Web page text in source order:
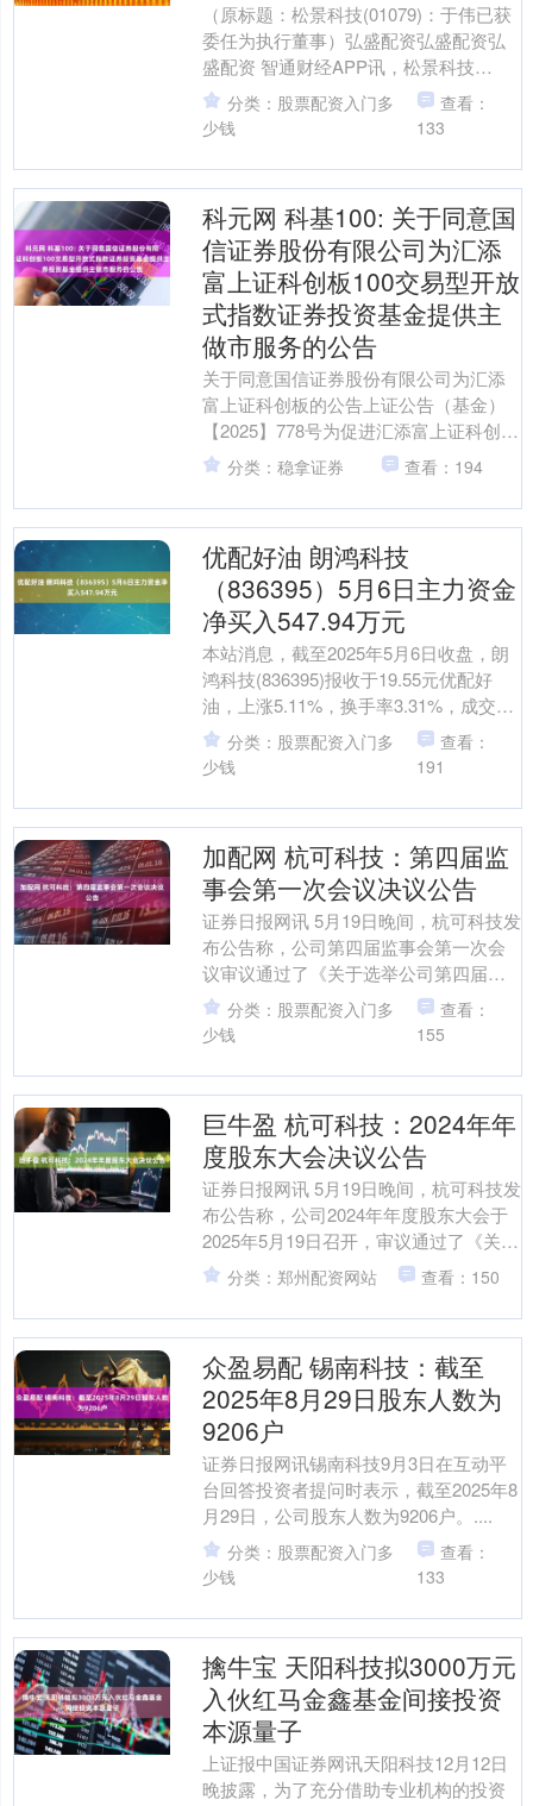
（原标题：松景科技(01079)：于伟已获
委任为执行董事）弘盛配资弘盛配资弘
盛配资 智通财经APP讯，松景科技
(01079)发布公告，张三货因需要投放更
多时间处....
分类：股票配资入门多
少钱
查看：
133
科元网 科基100: 关于同意国
信证券股份有限公司为汇添
富上证科创板100交易型开放
式指数证券投资基金提供主
做市服务的公告
关于同意国信证券股份有限公司为汇添
富上证科创板的公告上证公告（基金）
【2025】778号为促进汇添富上证科创板
100交易型开放式指数证券投资基金（以
下简称科基1....
分类：稳拿证券 查看：194
优配好油 朗鸿科技
（836395）5月6日主力资金
净买入547.94万元
本站消息，截至2025年5月6日收盘，朗
鸿科技(836395)报收于19.55元优配好
油，上涨5.11%，换手率3.31%，成交量
2.87万手，成交额5551.....
分类：股票配资入门多
少钱
查看：
191
加配网 杭可科技：第四届监
事会第一次会议决议公告
证券日报网讯 5月19日晚间，杭可科技发
布公告称，公司第四届监事会第一次会
议审议通过了《关于选举公司第四届监
事会主席的议案》。....
分类：股票配资入门多
少钱
查看：
155
巨牛盈 杭可科技：2024年年
度股东大会决议公告
证券日报网讯 5月19日晚间，杭可科技发
布公告称，公司2024年年度股东大会于
2025年5月19日召开，审议通过了《关于
公司2024年度董事会工作报告的议案》
等....
分类：郑州配资网站 查看：150
众盈易配 锡南科技：截至
2025年8月29日股东人数为
9206户
证券日报网讯锡南科技9月3日在互动平
台回答投资者提问时表示，截至2025年8
月29日，公司股东人数为9206户。....
分类：股票配资入门多
少钱
查看：
133
擒牛宝 天阳科技拟3000万元
入伙红马金鑫基金间接投资
本源量子
上证报中国证券网讯天阳科技12月12日
晚披露，为了充分借助专业机构的投资